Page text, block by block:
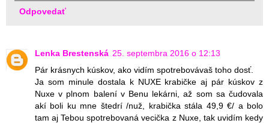
Odpovedať
Lenka Brestenská 25. septembra 2016 o 12:13
Pár krásnych kúskov, ako vidím spotrebovávaš toho dosť.
Ja som minule dostala k NUXE krabičke aj pár kúskov z
Nuxe v plnom balení v Benu lekárni, až som sa čudovala
akí boli ku mne štedrí /nuž, krabička stála 49,9 €/ a bolo
tam aj Tebou spotrebovaná vecička z Nuxe, tak uvidím kedy